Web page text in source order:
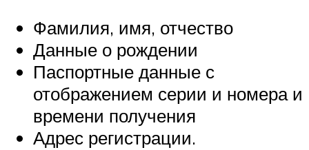
Фамилия, имя, отчество
Данные о рождении
Паспортные данные с
отображением серии и номера и
времени получения
Адрес регистрации.